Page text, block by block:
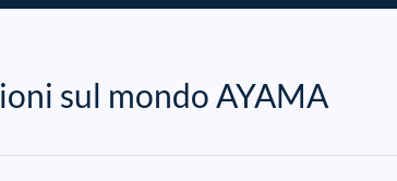
sul mondo AYAMA